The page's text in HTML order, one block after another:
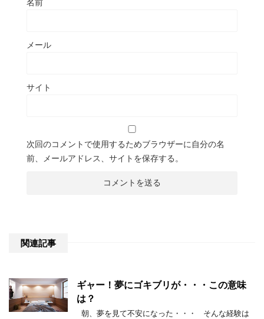
名前
メール
サイト
次回のコメントで使用するためブラウザーに自分の名
前、メールアドレス、サイトを保存する。
関連記事
ギャー！夢にゴキブリが・・・この意味
は？
朝、夢を見て不安になった・・・ そんな経験は